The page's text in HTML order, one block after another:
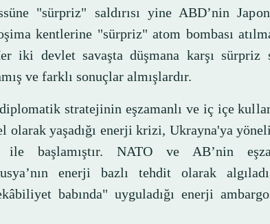
"sürpriz" saldırısı yine ABD’nin
kentlerine "sürpriz" atom bombası
iki devlet savaşta düşmana karşı sürpriz
ve farklı sonuçlar almışlardır.
stratejinin eşzamanlı ve iç içe
olarak yaşadığı enerji krizi, Ukrayna'ya
ile başlamıştır. NATO ve AB’nin
enerji bazlı tehdit olarak
babında" uyguladığı enerji